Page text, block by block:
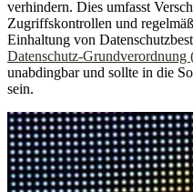
verhindern. Dies umfasst
Zugriffskontrollen und
Einhaltung von
Datenschutz-
unabdingbar und sollte in die
sein.